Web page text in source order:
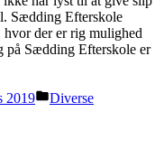
Sædding Efterskole
der er rig mulighed
på Sædding Efterskole er
2019
Posted
Diverse